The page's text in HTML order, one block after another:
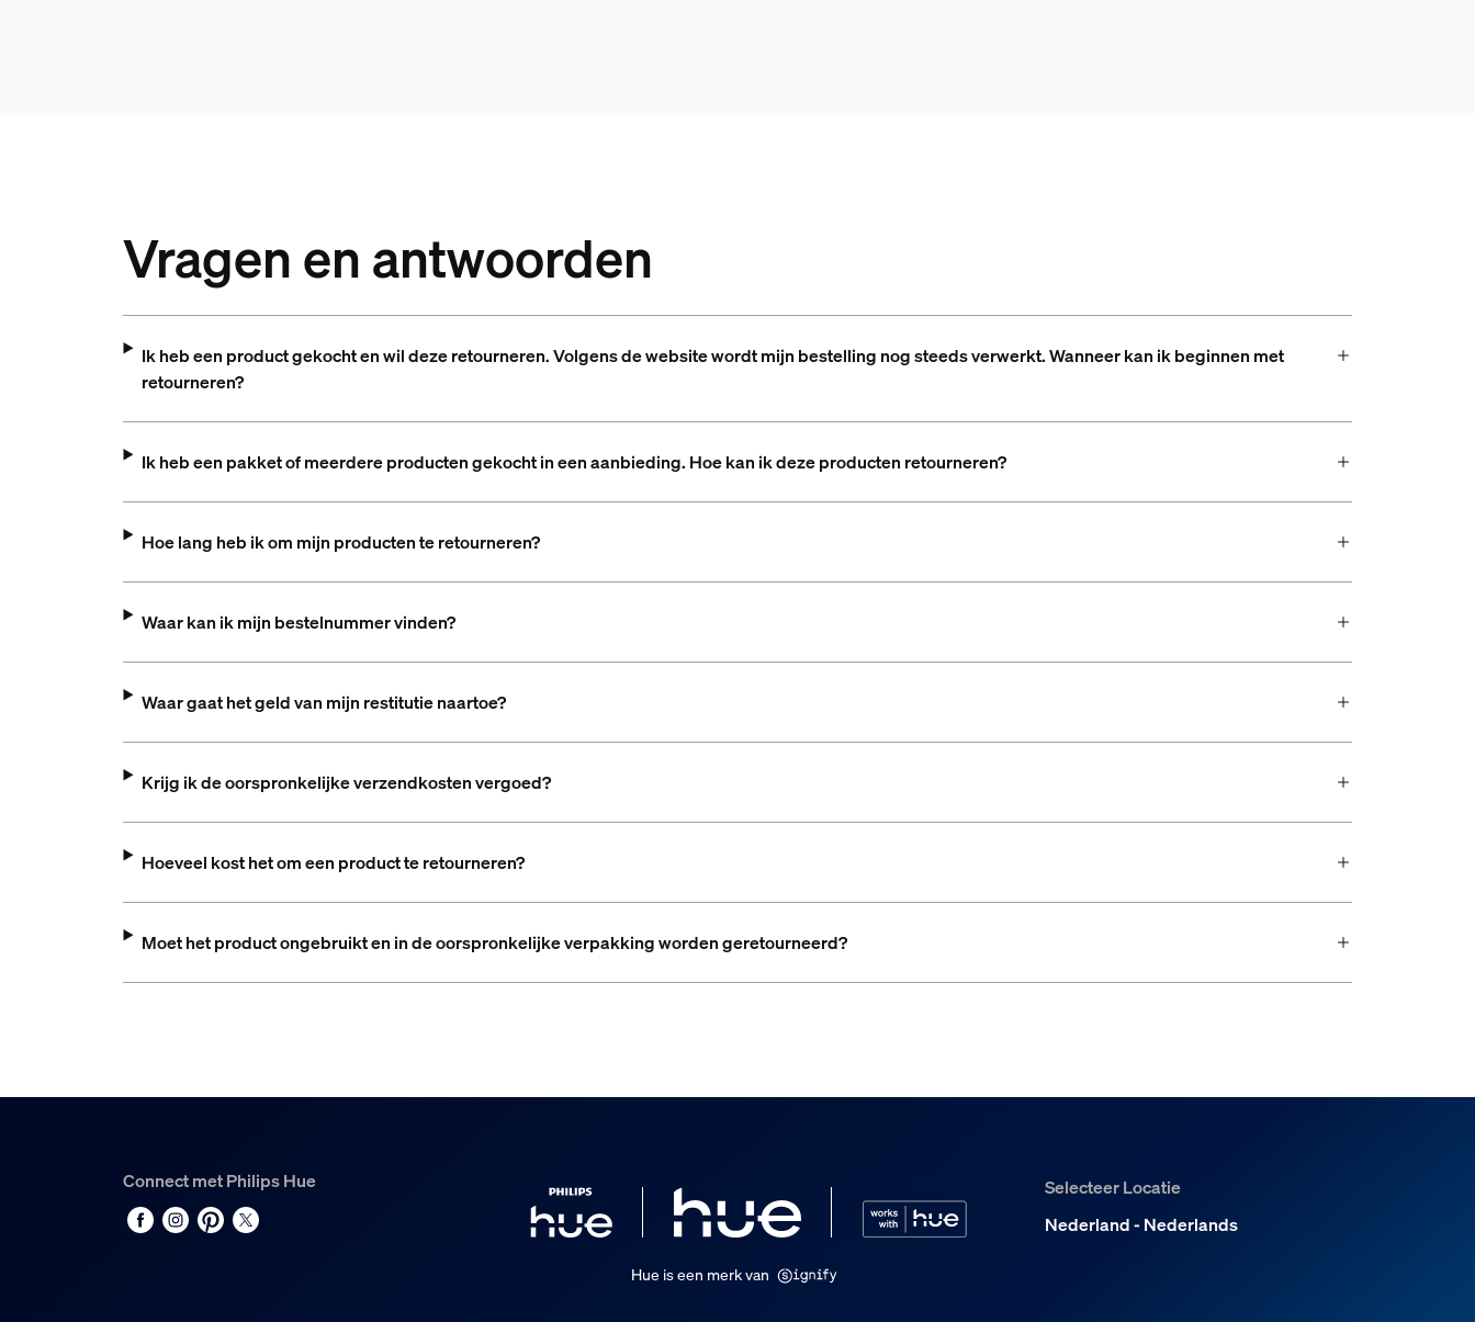
Vragen en antwoorden
Ik heb een product gekocht en wil deze retourneren. Volgens de website wordt mijn bestelling nog steeds verwerkt. Wanneer kan ik beginnen met
retourneren?
Ik heb een pakket of meerdere producten gekocht in een aanbieding. Hoe kan ik deze producten retourneren?
Hoe lang heb ik om mijn producten te retourneren?
Waar kan ik mijn bestelnummer vinden?
Waar gaat het geld van mijn restitutie naartoe?
Krijg ik de oorspronkelijke verzendkosten vergoed?
Hoeveel kost het om een product te retourneren?
Moet het product ongebruikt en in de oorspronkelijke verpakking worden geretourneerd?
Connect met Philips Hue
Selecteer Locatie
Nederland - Nederlands
Hue is een merk van